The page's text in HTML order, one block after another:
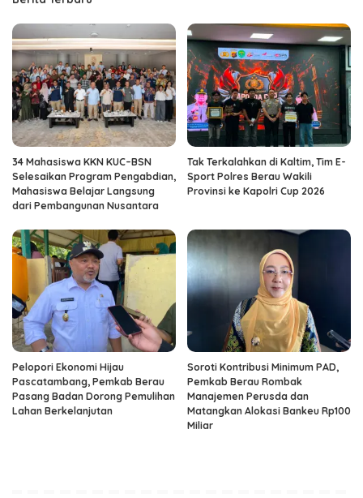
34 Mahasiswa KKN KUC–BSN
Selesaikan Program Pengabdian,
Mahasiswa Belajar Langsung
dari Pembangunan Nusantara
Tak Terkalahkan di Kaltim, Tim E-
Sport Polres Berau Wakili
Provinsi ke Kapolri Cup 2026
Pelopori Ekonomi Hijau
Pascatambang, Pemkab Berau
Pasang Badan Dorong Pemulihan
Lahan Berkelanjutan
Soroti Kontribusi Minimum PAD,
Pemkab Berau Rombak
Manajemen Perusda dan
Matangkan Alokasi Bankeu Rp100
Miliar